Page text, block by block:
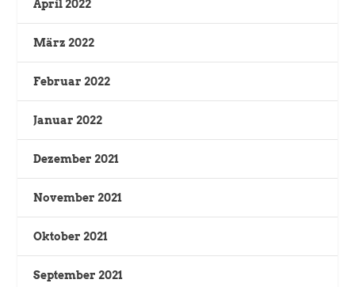
April 2022
März 2022
Februar 2022
Januar 2022
Dezember 2021
November 2021
Oktober 2021
September 2021